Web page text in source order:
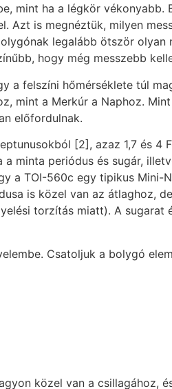
mint ha a légkör vékonyabb.
Azt is megnéztük, milyen
legalább ötször olyan
hogy még messzebb
a felszíni hőmérséklete túl
mint a Merkúr a Naphoz.
előfordulnak.
[2], azaz 1,7 és 4
minta periódus és sugár,
a TOI-560c egy tipikus Mini-
is közel van az átlaghoz,
torzítás miatt). A sugarat
Csatoljuk a bolygó
közel van a csillagához,